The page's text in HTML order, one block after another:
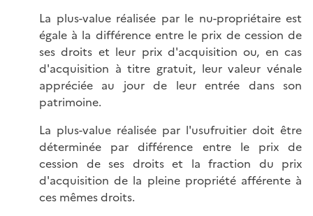
La plus-value réalisée par le nu-propriétaire est
égale à la différence entre le prix de cession de
ses droits et leur prix d'acquisition ou, en cas
d'acquisition à titre gratuit, leur valeur vénale
appréciée au jour de leur entrée dans son
patrimoine.
La plus-value réalisée par l'usufruitier doit être
déterminée par différence entre le prix de
cession de ses droits et la fraction du prix
d'acquisition de la pleine propriété afférente à
ces mêmes droits.